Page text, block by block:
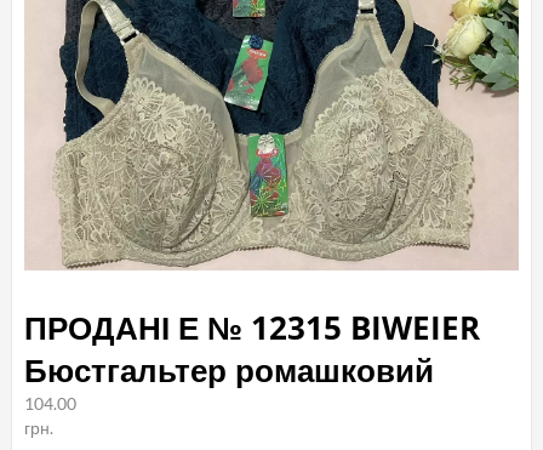
ПРОДАНІ Е № 12315 BIWEIER
Бюстгальтер ромашковий
104.00
грн.